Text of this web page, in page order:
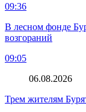
09:36
В лесном фонде
возгораний
09:05
06.08.2026
Трем жителям